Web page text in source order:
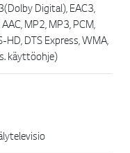
Digital), EAC3,
MP2, MP3, PCM,
HD, DTS Express, WMA,
käyttöohje)